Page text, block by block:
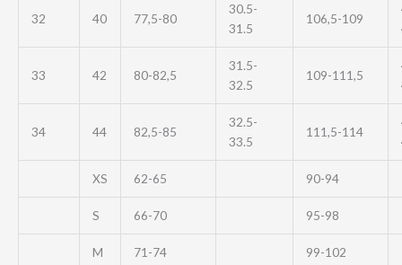
32 40 77,5-80
30.5-
31.5
106,5-109
33 42 80-82,5
31.5-
32.5
109-111,5
34 44 82,5-85
32.5-
33.5
111,5-114
XS 62-65 90-94
S 66-70 95-98
M 71-74 99-102